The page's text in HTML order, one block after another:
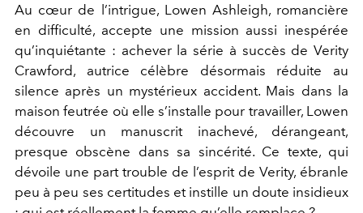
Au cœur de l’intrigue, Lowen Ashleigh, romancière
en difficulté, accepte une mission aussi inespérée
qu’inquiétante : achever la série à succès de Verity
Crawford, autrice célèbre désormais réduite au
silence après un mystérieux accident. Mais dans la
maison feutrée où elle s’installe pour travailler, Lowen
découvre un manuscrit inachevé, dérangeant,
presque obscène dans sa sincérité. Ce texte, qui
dévoile une part trouble de l’esprit de Verity, ébranle
peu à peu ses certitudes et instille un doute insidieux